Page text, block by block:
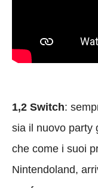
1,2 Switch:
sia il nuovo party
che come i suoi
Nintendoland,